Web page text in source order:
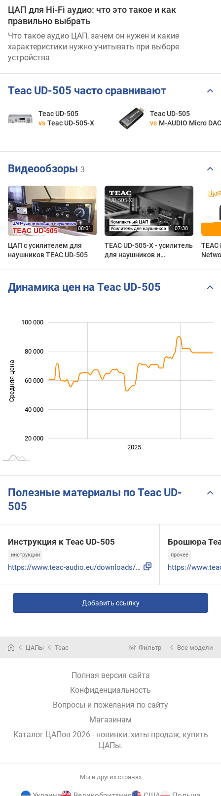
ЦАП для Hi-Fi аудио: что это такое и как
правильно выбрать
Что такое аудио ЦАП, зачем он нужен и какие
характеристики нужно учитывать при выборе
устройства
Teac UD-505 часто сравнивают
Teac UD-505
vs Teac UD-505-X
Teac UD-505
vs M-AUDIO Micro DAC
Видеообзоры 3
ЦАП c усилителем для
наушников TEAC UD-505
TEAC UD-505-X - усилитель
для наушников и
TEAC
Динамика цен на Teac UD-505
Средняя цена 100 000
20 000
40 000
60 000
80 000
100 000
2025
Полезные материалы по Teac UD-
505
Инструкция к Teac UD-505
инструкции
https://www.teac-audio.eu/downloads/3/3/5/2/3/Manual_UD-505...
Брошюра
прочее
Добавить ссылку
ЦАПы Teac Фильтр Все модели
Полная версия сайта
Конфиденциальность
Вопросы и пожелания по сайту
Магазинам
Каталог ЦАПов 2026 - новинки, хиты продаж, купить
ЦАПы.
Мы в других странах